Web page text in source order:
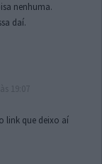
nenhuma.
daí.
link que deixo aí